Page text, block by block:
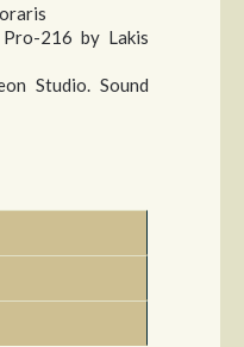
216 by Lakis
Studio. Sound